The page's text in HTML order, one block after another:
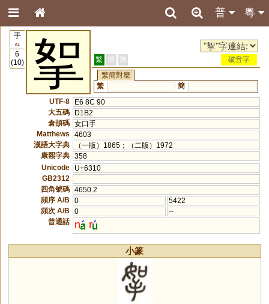
粵
普
手
64
6
(10)
挐 繁 簡 港
破音字
繁簡對應
繁
簡
UTF-8
E6 8C 90
大五碼
D1B2
倉頡碼 女口手
Matthews
4603
漢語大字典
（一版）1865；（二版）1972
康熙字典 358
Unicode
U+6310
GB2312
四角號碼 4650.2
頻序 A/B
0
5422
頻次 A/B
0
--
普通話
n r
小篆